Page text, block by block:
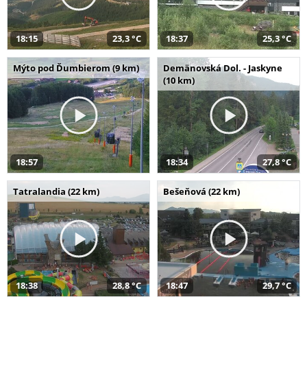
18:15 23,3 °C 18:37 25,3 °C
Mýto pod Ďumbierom (9 km)
18:57
Demänovská Dol. - Jaskyne
(10 km)
18:34 27,8 °C
Tatralandia (22 km)
18:38 28,8 °C
Bešeňová (22 km)
18:47 29,7 °C